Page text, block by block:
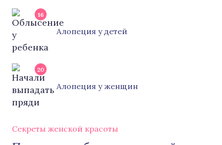
16
Алопеция у детей
20
Алопеция у женщин
Секреты женской красоты